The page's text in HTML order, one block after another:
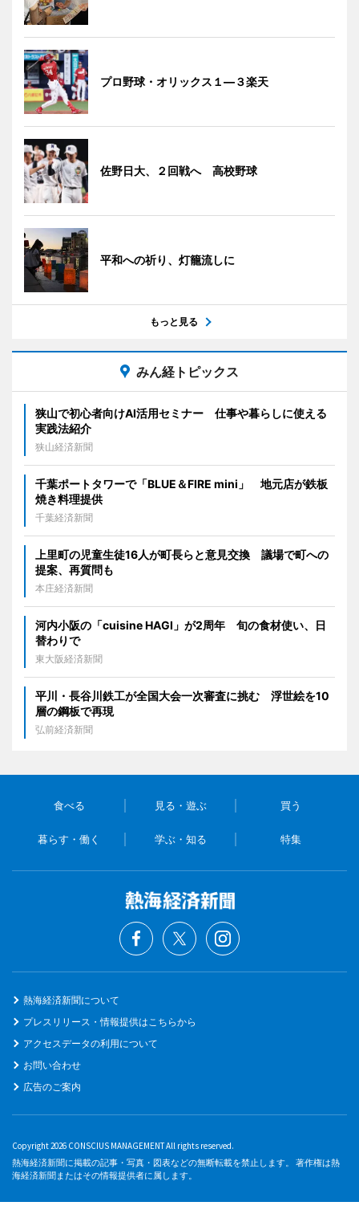
プロ野球・オリックス１―３楽天
佐野日大、２回戦へ 高校野球
平和への祈り、灯籠流しに
もっと見る
みん経トピックス
狭山で初心者向けAI活用セミナー 仕事や暮らしに使える
実践法紹介
狭山経済新聞
千葉ポートタワーで「BLUE＆FIRE mini」 地元店が鉄板
焼き料理提供
千葉経済新聞
上里町の児童生徒16人が町長らと意見交換 議場で町への
提案、再質問も
本庄経済新聞
河内小阪の「cuisine HAGI」が2周年 旬の食材使い、日
替わりで
東大阪経済新聞
平川・長谷川鉄工が全国大会一次審査に挑む 浮世絵を10
層の鋼板で再現
弘前経済新聞
食べる 見る・遊ぶ 買う
暮らす・働く 学ぶ・知る 特集
熱海経済新聞について
プレスリリース・情報提供はこちらから
アクセスデータの利用について
お問い合わせ
広告のご案内
Copyright 2026 CONSCIUS MANAGEMENT All rights reserved.
熱海経済新聞に掲載の記事・写真・図表などの無断転載を禁止します。 著作権は熱
海経済新聞またはその情報提供者に属します。